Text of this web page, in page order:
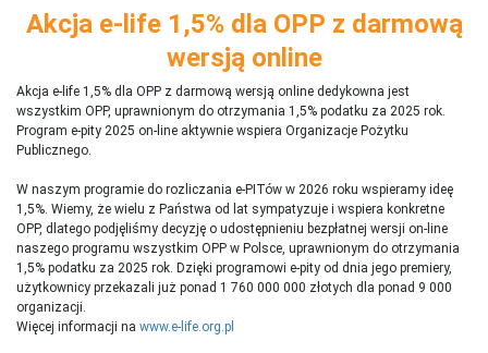
Akcja e-life 1,5% dla OPP z darmową
wersją online
Akcja e-life 1,5% dla OPP z darmową wersją online dedykowna jest
wszystkim OPP, uprawnionym do otrzymania 1,5% podatku za 2025 rok.
Program e-pity 2025 on-line aktywnie wspiera Organizacje Pożytku
Publicznego.
W naszym programie do rozliczania e-PITów w 2026 roku wspieramy ideę
1,5%. Wiemy, że wielu z Państwa od lat sympatyzuje i wspiera konkretne
OPP, dlatego podjęliśmy decyzję o udostępnieniu bezpłatnej wersji on-line
naszego programu wszystkim OPP w Polsce, uprawnionym do otrzymania
1,5% podatku za 2025 rok. Dzięki programowi e-pity od dnia jego premiery,
użytkownicy przekazali już ponad 1 760 000 000 złotych dla ponad 9 000
organizacji.
Więcej informacji na www.e-life.org.pl